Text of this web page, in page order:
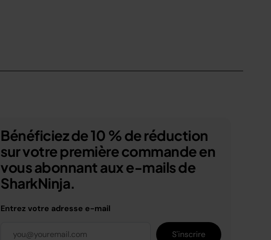
Bénéficiez de 10 % de réduction
sur votre première commande en
vous abonnant aux e-mails de
SharkNinja.
Entrez votre adresse e-mail
S'inscrire